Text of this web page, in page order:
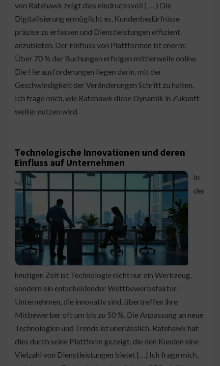
von Ratehawk zeigt dies eindrucksvoll ( … ) Die
Digitalisierung ermöglicht es, Kundenbedürfnisse
präzise zu erfassen und Dienstleistungen effizient
anzubieten. Der Einfluss von Plattformen ist enorm:
Über 70 % der Buchungen erfolgen mittlerweile online.
Die Herausforderungen liegen darin, mit der
Geschwindigkeit der Veränderungen Schritt zu halten.
Ich frage mich, wie Ratehawk diese Dynamik in Zukunft
weiter nutzen wird.
Technologische Innovationen und deren
Einfluss auf Unternehmen
In
der
heutigen Zeit ist Technologie nicht nur ein Werkzeug,
sondern ein entscheidender Wettbewerbsfaktor.
Unternehmen, die innovativ sind, übertreffen ihre
Mitbewerber oft um bis zu 50 %. Die Anpassung an neue
Technologien und Trends ist unerlässlich. Ratehawk hat
dies durch seine Plattform gezeigt, die den Kunden eine
Vielzahl von Dienstleistungen bietet […] Ich frage mich,